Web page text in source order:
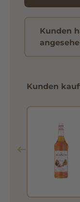
Kunden
Kunden